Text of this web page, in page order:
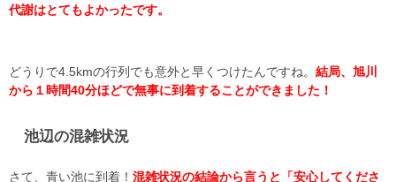
代謝はとてもよかったです。
どうりで4.5kmの行列でも意外と早くつけたんですね。 結局、旭川
から１時間40分ほどで無事に到着することができました！
池辺の混雑状況
さて、青い池に到着！ 混雑状況の結論から言うと「安心してくださ